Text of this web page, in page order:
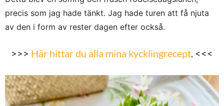
precis som jag hade tänkt. Jag hade turen att få njuta
av den i form av rester dagen efter också.
>>> Här hittar du alla mina kycklingrecept. <<<